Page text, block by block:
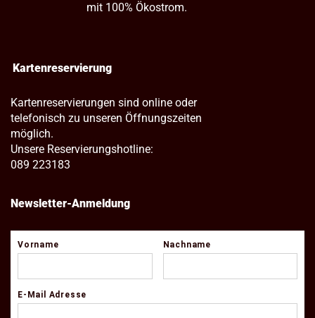
mit 100% Ökostrom.
Kartenreservierung
Kartenreservierungen sind online oder
telefonisch zu unseren Öffnungszeiten
möglich.
Unsere Reservierungshotline:
089 223183
Newsletter-Anmeldung